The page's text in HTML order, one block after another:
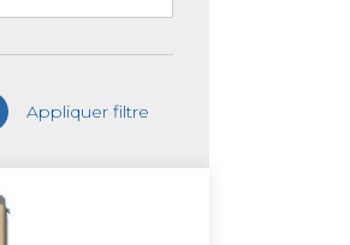
Appliquer filtre